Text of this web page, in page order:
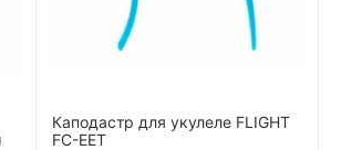
Каподастр для укулеле FLIGHT
FC-EET